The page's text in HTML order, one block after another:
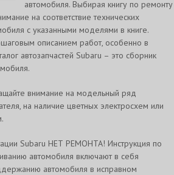
автомобиля. Выбирая книгу по ремонту
на соответствие технических
с указанными моделями в книге.
описанием работ, особенно в
автозапчастей Subaru – это сборник
внимание на модельный ряд
на наличие цветных электросхем или
Subaru НЕТ РЕМОНТА! Инструкция по
автомобиля включают в себя
автомобиля в исправном